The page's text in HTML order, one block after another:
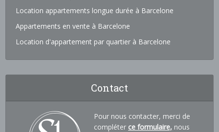
Location appartements longue durée à Barcelone
Appartements en vente à Barcelone
Location d'appartement par quartier à Barcelone
Contact
Pour nous contacter, merci de
compléter ce formulaire, nous